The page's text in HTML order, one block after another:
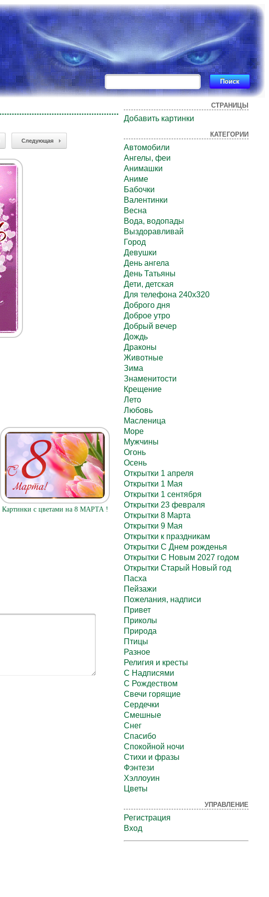
Следующая
Картинки с цветами на 8 МАРТА !
СТРАНИЦЫ
Добавить картинки
КАТЕГОРИИ
Автомобили
Ангелы, феи
Анимашки
Аниме
Бабочки
Валентинки
Весна
Вода, водопады
Выздоравливай
Город
Девушки
День ангела
День Татьяны
Дети, детская
Для телефона 240х320
Доброго дня
Доброе утро
Добрый вечер
Дождь
Драконы
Животные
Зима
Знаменитости
Крещение
Лето
Любовь
Масленица
Море
Мужчины
Огонь
Осень
Открытки 1 апреля
Открытки 1 Мая
Открытки 1 сентября
Открытки 23 февраля
Открытки 8 Марта
Открытки 9 Мая
Открытки к праздникам
Открытки С Днем рожденья
Открытки С Новым 2027 годом
Открытки Старый Новый год
Пасха
Пейзажи
Пожелания, надписи
Привет
Приколы
Природа
Птицы
Разное
Религия и кресты
С Надписями
С Рождеством
Свечи горящие
Сердечки
Смешные
Снег
Спасибо
Спокойной ночи
Стихи и фразы
Фэнтези
Хэллоуин
Цветы
УПРАВЛЕНИЕ
Регистрация
Вход